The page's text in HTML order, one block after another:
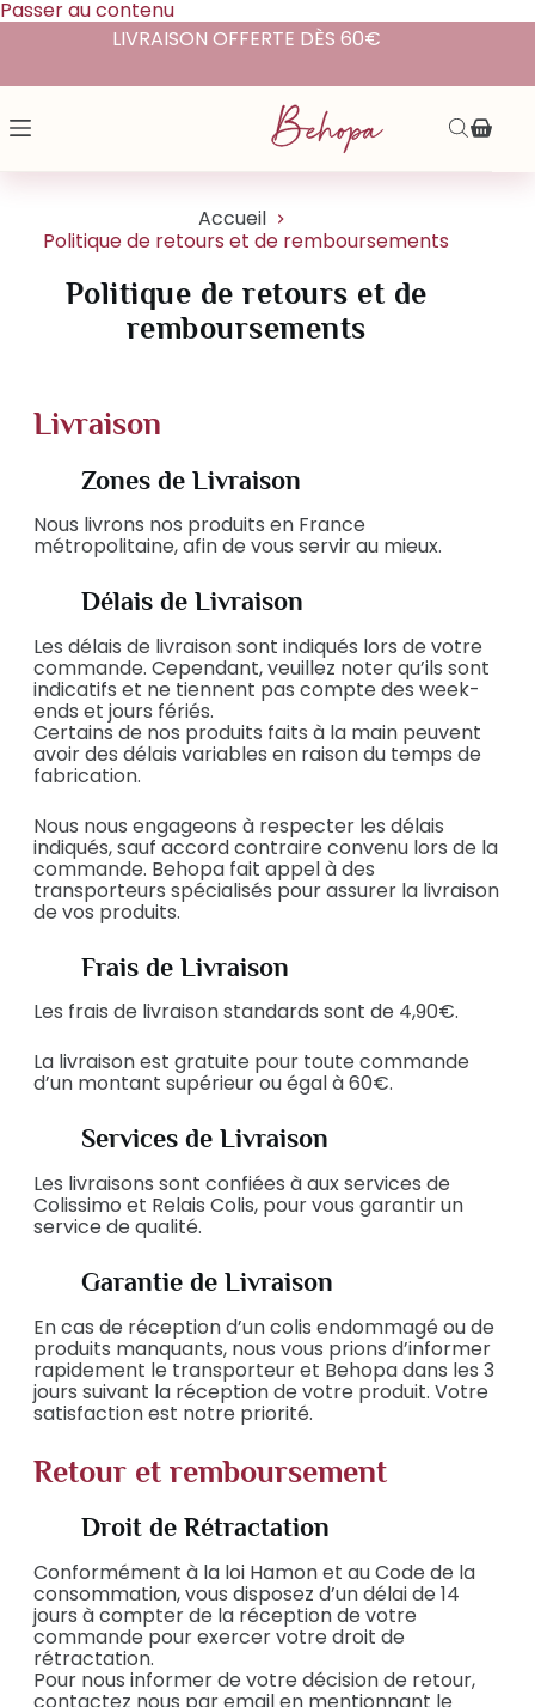
Passer au contenu
LIVRAISON OFFERTE DÈS 60€
Accueil
Politique de retours et de remboursements
Politique de retours et de
remboursements
Livraison
Zones de Livraison
Nous livrons nos produits en France
métropolitaine, afin de vous servir au mieux.
Délais de Livraison
Les délais de livraison sont indiqués lors de votre
commande. Cependant, veuillez noter qu’ils sont
indicatifs et ne tiennent pas compte des week-
ends et jours fériés.
Certains de nos produits faits à la main peuvent
avoir des délais variables en raison du temps de
fabrication.
Nous nous engageons à respecter les délais
indiqués, sauf accord contraire convenu lors de la
commande. Behopa fait appel à des
transporteurs spécialisés pour assurer la livraison
de vos produits.
Frais de Livraison
Les frais de livraison standards sont de 4,90€.
La livraison est gratuite pour toute commande
d’un montant supérieur ou égal à 60€.
Services de Livraison
Les livraisons sont confiées à aux services de
Colissimo et Relais Colis, pour vous garantir un
service de qualité.
Garantie de Livraison
En cas de réception d’un colis endommagé ou de
produits manquants, nous vous prions d’informer
rapidement le transporteur et Behopa dans les 3
jours suivant la réception de votre produit. Votre
satisfaction est notre priorité.
Retour et remboursement
Droit de Rétractation
Conformément à la loi Hamon et au Code de la
consommation, vous disposez d’un délai de 14
jours à compter de la réception de votre
commande pour exercer votre droit de
rétractation.
Pour nous informer de votre décision de retour,